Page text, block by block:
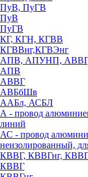
ПуВ, ПуГВ
ПуВ
ПуГВ
КГ, КГН, КГВВ
КГВВнг,КГВЭнг
АПВ, АПУНП,
АПВ
АВВГ
АВБбШв
ААБл, АСБЛ
А - провод
линий
АС - провод
неизолированный,
КВВГ, КВВГнг,
КВВГ